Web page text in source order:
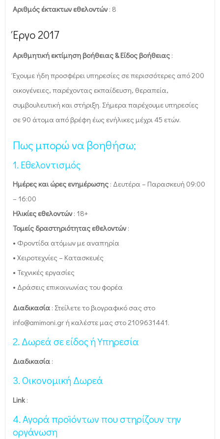
Αριθμός έκτακτων εθελοντών: 8
Έργο 2017
Αριθμητική εκτίμηση βοήθειας & Είδος βοήθειας :
Έχουμε ήδη προσφέρει υπηρεσίες σε περισσότερες από 200
οικογένειες, παρέχοντας εκπαίδευση, θεραπεία,
συμβουλευτική και στήριξη. Σήμερα παρέχουμε υπηρεσίες
σε 90 άτομα από βρέφη έως ενήλικες μέχρι 45 ετών.
Πως μπορώ να βοηθήσω;
1. Εθελοντισμός
Ημέρες και ώρες ενημέρωσης : Δευτέρα – Παρασκευή 09:00
– 16:00
Ηλικίες εθελοντών: 18+
Τομείς δραστηριότητας εθελοντών:
• Φροντίδα ατόμων με αναπηρία
• Χειροτεχνίες – Κατασκευές
• Τεχνικές εργασίες
• Δράσεις επικοινωνίας του φορέα
Διαδικασία : Στείλετε το βιογραφικό σας στο
info@amimoni.gr ή καλέστε μας στο 2109631441.
2. Δωρεά σε είδος ή Υπηρεσία
Διαδικασία :
3.Οικονομική Δωρεά
Link :
4. Αγορά προϊόντων που στηρίζουν την
οργάνωση